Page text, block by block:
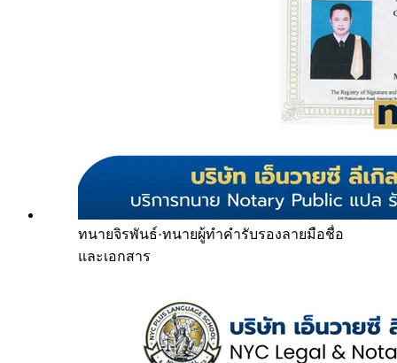
ทนายจิรพันธ์·ทนายผู้ทำคำรับรองลายมือชื่อ
และเอกสาร